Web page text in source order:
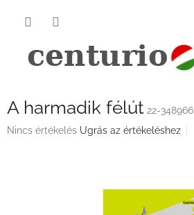
A harmadik félút 22-348966
A
Nincs értékelés Ugrás az értékeléshez